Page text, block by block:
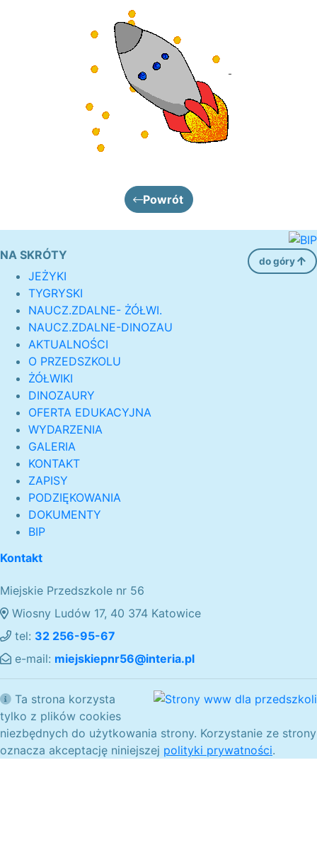
Powrót
NA SKRÓTY do góry
JEŻYKI
TYGRYSKI
NAUCZ.ZDALNE- ŻÓŁWI.
NAUCZ.ZDALNE-DINOZAU
AKTUALNOŚCI
O PRZEDSZKOLU
ŻÓŁWIKI
DINOZAURY
OFERTA EDUKACYJNA
WYDARZENIA
GALERIA
KONTAKT
ZAPISY
PODZIĘKOWANIA
DOKUMENTY
BIP
Kontakt
Miejskie Przedszkole nr 56
Wiosny Ludów 17, 40 374 Katowice
tel: 32 256-95-67
e-mail: miejskiepnr56@interia.pl
Ta strona korzysta
tylko z plików cookies
niezbędnych do użytkowania strony. Korzystanie ze strony
oznacza akceptację niniejszej polityki prywatności.